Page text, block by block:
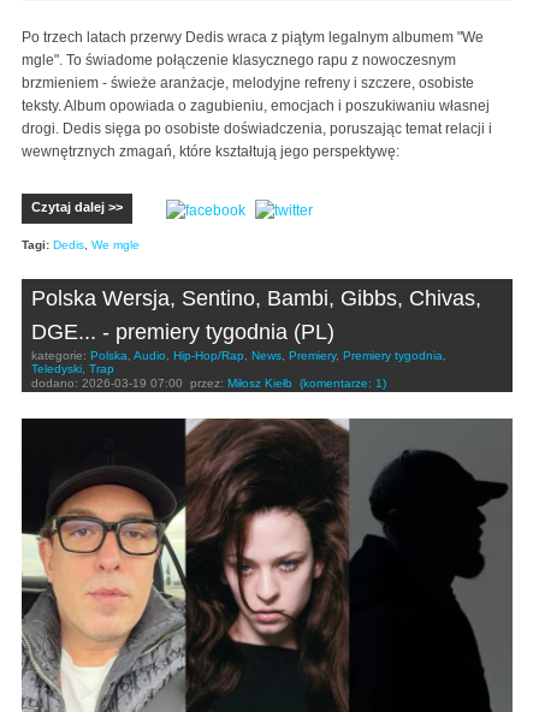
Po trzech latach przerwy Dedis wraca z piątym legalnym albumem "We
mgle". To świadome połączenie klasycznego rapu z nowoczesnym
brzmieniem - świeże aranżacje, melodyjne refreny i szczere, osobiste
teksty. Album opowiada o zagubieniu, emocjach i poszukiwaniu własnej
drogi. Dedis sięga po osobiste doświadczenia, poruszając temat relacji i
wewnętrznych zmagań, które kształtują jego perspektywę:
Czytaj dalej >>
Tagi: Dedis, We mgle
Polska Wersja, Sentino, Bambi, Gibbs, Chivas,
DGE... - premiery tygodnia (PL)
kategorie: Polska, Audio, Hip-Hop/Rap, News, Premiery, Premiery tygodnia,
Teledyski, Trap
dodano: 2026-03-19 07:00 przez: Miłosz Kiełb (komentarze: 1)